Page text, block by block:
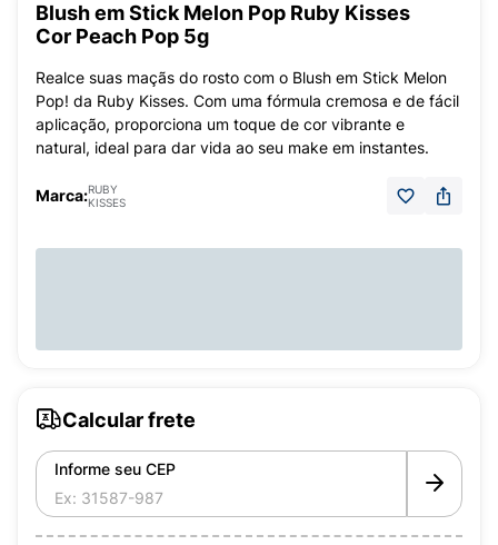
Blush em Stick Melon Pop Ruby Kisses
Cor Peach Pop 5g
Realce suas maçãs do rosto com o Blush em Stick Melon
Pop! da Ruby Kisses. Com uma fórmula cremosa e de fácil
aplicação, proporciona um toque de cor vibrante e
natural, ideal para dar vida ao seu make em instantes.
Marca:RUBY
KISSES
Calcular frete
Informe seu CEP